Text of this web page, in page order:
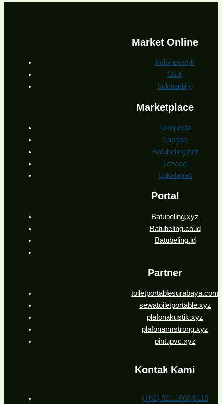
Market Online
Indonetwork
OLX
Indotrading
Marketplace
Tokopedia
Shopee
Batubeling.net
Lazada
Bukalapak
Portal
Batubeling.xyz
Batubeling.co.id
Batubeling.id
Partner
toiletportablesurabaya.com
sewatoiletportable.xyz
plafonakustik.xyz
plafonarmstrong.xyz
pintupvc.xyz
Kontak Kami
(+62) 821 1668 8110